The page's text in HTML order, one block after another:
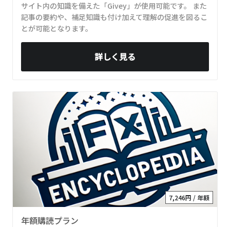
サイト内の知識を備えた「Givey」が使用可能です。 また
記事の要約や、補足知識も付け加えて理解の促進を図るこ
とが可能となります。
詳しく見る
7,246円 / 年額
年額購読プラン